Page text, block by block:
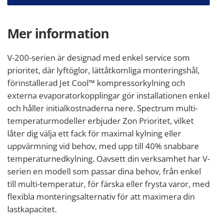
Mer information
V-200-serien är designad med enkel service som
prioritet, där lyftöglor, lättåtkomliga monteringshål,
förinstallerad Jet Cool™ kompressorkylning och
externa evaporatorkopplingar gör installationen enkel
och håller initialkostnaderna nere. Spectrum multi-
temperaturmodeller erbjuder Zon Prioritet, vilket
låter dig välja ett fack för maximal kylning eller
uppvärmning vid behov, med upp till 40% snabbare
temperaturnedkylning. Oavsett din verksamhet har V-
serien en modell som passar dina behov, från enkel
till multi-temperatur, för färska eller frysta varor, med
flexibla monteringsalternativ för att maximera din
lastkapacitet.